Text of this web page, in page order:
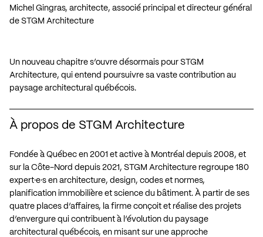
Michel Gingras, architecte, associé principal et directeur général
de STGM Architecture
Un nouveau chapitre s’ouvre désormais pour STGM
Architecture, qui entend poursuivre sa vaste contribution au
paysage architectural québécois.
À propos de STGM Architecture
Fondée à Québec en 2001 et active à Montréal depuis 2008, et
sur la Côte-Nord depuis 2021, STGM Architecture regroupe 180
expert·e·s en architecture, design, codes et normes,
planification immobilière et science du bâtiment. À partir de ses
quatre places d’affaires, la firme conçoit et réalise des projets
d’envergure qui contribuent à l’évolution du paysage
architectural québécois, en misant sur une approche